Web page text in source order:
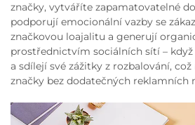
značky, vytváříte zapamatovatelné
podporují emocionální vazby se
značkovou loajalitu a generují
prostřednictvím sociálních sítí –
a sdílejí své zážitky z rozbalování,
značky bez dodatečných reklamních